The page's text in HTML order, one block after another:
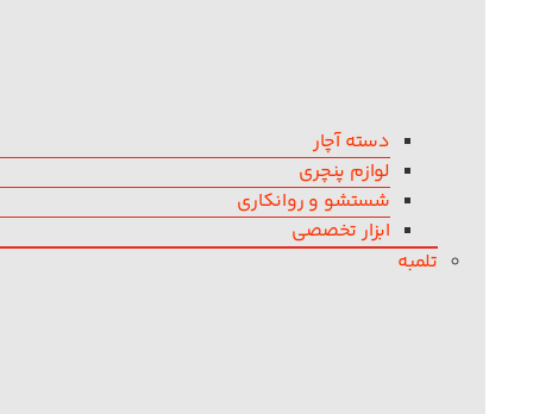
دسته آچار
لوازم پنچری
شستشو و روانکاری
ابزار تخصصی
تلمبه